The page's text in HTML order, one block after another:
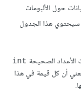
حول الألبومات
سيحتوي هذا الجدول
الأعداد الصحيحة int
أن كل قيمة في هذا